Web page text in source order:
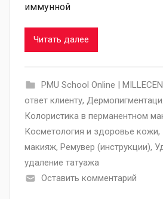
иммунной
Читать далее
PMU School Online |
ответ клиенту,
Колористика в перманентном
Косметология и здоровье кожи,
макияж, Ремувер (инструкции),
удаление татуажа
Оставить комментарий